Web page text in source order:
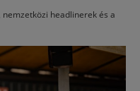
headlinerek és a